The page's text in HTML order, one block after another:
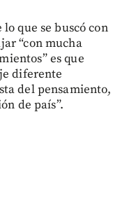
que se buscó con
“con mucha
es que
diferente
del pensamiento,
de país”.